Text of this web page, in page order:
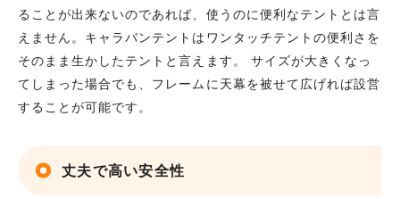
ることが出来ないのであれば、使うのに便利なテントとは言
えません。キャラバンテントはワンタッチテントの便利さを
そのまま生かしたテントと言えます。 サイズが大きくなっ
てしまった場合でも、フレームに天幕を被せて広げれば設営
することが可能です。
丈夫で高い安全性